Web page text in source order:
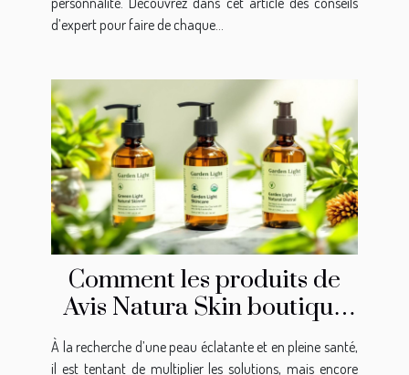
d’expert pour faire de chaque...
Comment les produits de
Avis Natura Skin boutique
favorisent-ils une peau saine
?
À la recherche d’une peau éclatante et en pleine santé,
il est tentant de multiplier les solutions, mais encore